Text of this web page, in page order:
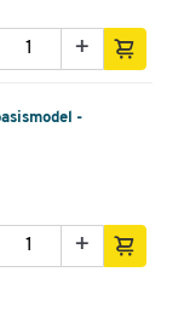
+
-
+